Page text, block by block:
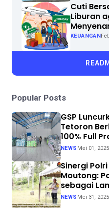
Cuti
Liburan
KEUANGAN
Popular Posts
GSP
Tetoron
100% Full
NEWS Mei 01, 2025
Sinergi
Moutong:
sebagai
NEWS Mei 31, 2025